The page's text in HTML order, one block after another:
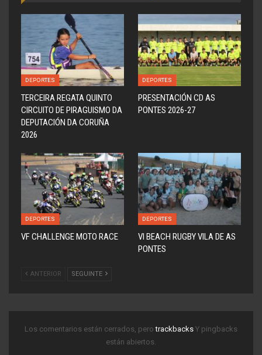
DEPORTES
TERCEIRA REGATA QUINTO
CIRCUITO DE PIRAGUISMO DA
DEPUTACIÓN DA CORUÑA
2026
DEPORTES
PRESENTACIÓN CD AS
PONTES 2026-27
DEPORTES
VF CHALLENGE MOTO RACE
DEPORTES
VI BEACH RUGBY VILA DE AS
PONTES
ANTERIOR SEGUINTE
Los comentarios están cerrados, perotrackbacks Y pingbacks
están abiertos.